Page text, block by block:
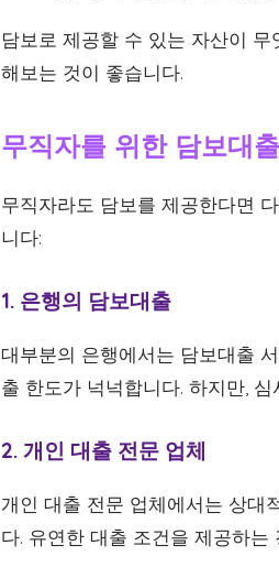
담보로 제공할 수 있는 자산이
해보는 것이 좋습니다.
무직자를 위한 담보대
무직자라도 담보를 제공한다면
니다:
1. 은행의 담보대출
대부분의 은행에서는 담보대출
출 한도가 넉넉합니다. 하지만,
2. 개인 대출 전문 업체
개인 대출 전문 업체에서는 상대
다. 유연한 대출 조건을 제공하